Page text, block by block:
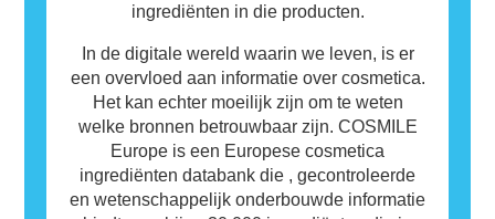
ingrediënten in die producten.
In de digitale wereld waarin we leven, is er
een overvloed aan informatie over cosmetica.
Het kan echter moeilijk zijn om te weten
welke bronnen betrouwbaar zijn. COSMILE
Europe is een Europese cosmetica
ingrediënten databank die , gecontroleerde
en wetenschappelijk onderbouwde informatie